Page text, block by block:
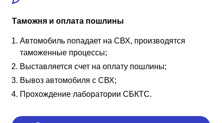
Таможня и оплата пошлины
Автомобиль попадает на СВХ, производятся
таможенные процессы;
Выставляется счет на оплату пошлины;
Вывоз автомобиля с СВХ;
Прохождение лаборатории СБКТС.